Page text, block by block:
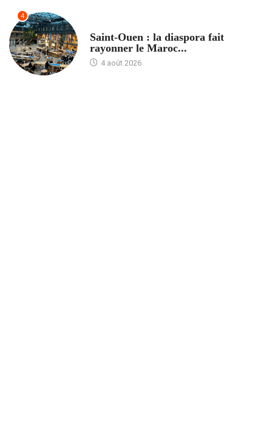
4
Saint-Ouen : la diaspora fait
rayonner le Maroc...
4 août 2026